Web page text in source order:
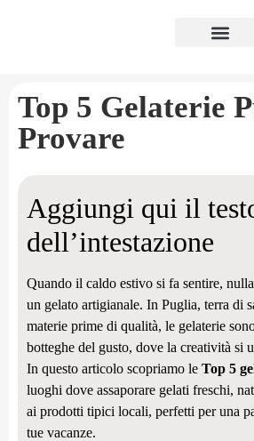
Top 5 Gelaterie
Provare
Aggiungi qui il
dell’intestazione
Quando il caldo estivo si fa sentire,
un gelato artigianale. In Puglia, terra di
materie prime di qualità, le gelaterie
botteghe del gusto, dove la creatività si
In questo articolo scopriamo le Top 5
luoghi dove assaporare gelati freschi,
ai prodotti tipici locali, perfetti per una
tue vacanze.